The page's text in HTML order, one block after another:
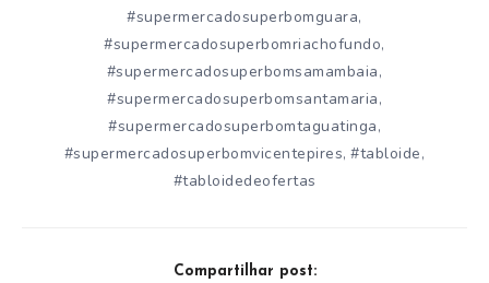
#supermercadosuperbomguara,
#supermercadosuperbomriachofundo,
#supermercadosuperbomsamambaia,
#supermercadosuperbomsantamaria,
#supermercadosuperbomtaguatinga,
#supermercadosuperbomvicentepires,#tabloide,
#tabloidedeofertas
Compartilhar post: